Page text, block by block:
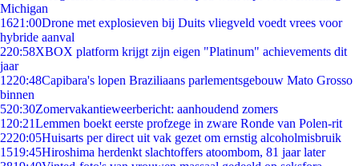
Michigan
1621:00Drone met explosieven bij Duits vliegveld voedt vrees voor
hybride aanval
220:58XBOX platform krijgt zijn eigen "Platinum" achievements dit
jaar
1220:48Capibara's lopen Braziliaans parlementsgebouw Mato Grosso
binnen
520:30Zomervakantieweerbericht: aanhoudend zomers
1 20:21Lemmen boekt eerste profzege in zware Ronde van Polen-rit
2220:05Huisarts per direct uit vak gezet om ernstig alcoholmisbruik
1519:45Hiroshima herdenkt slachtoffers atoombom, 81 jaar later